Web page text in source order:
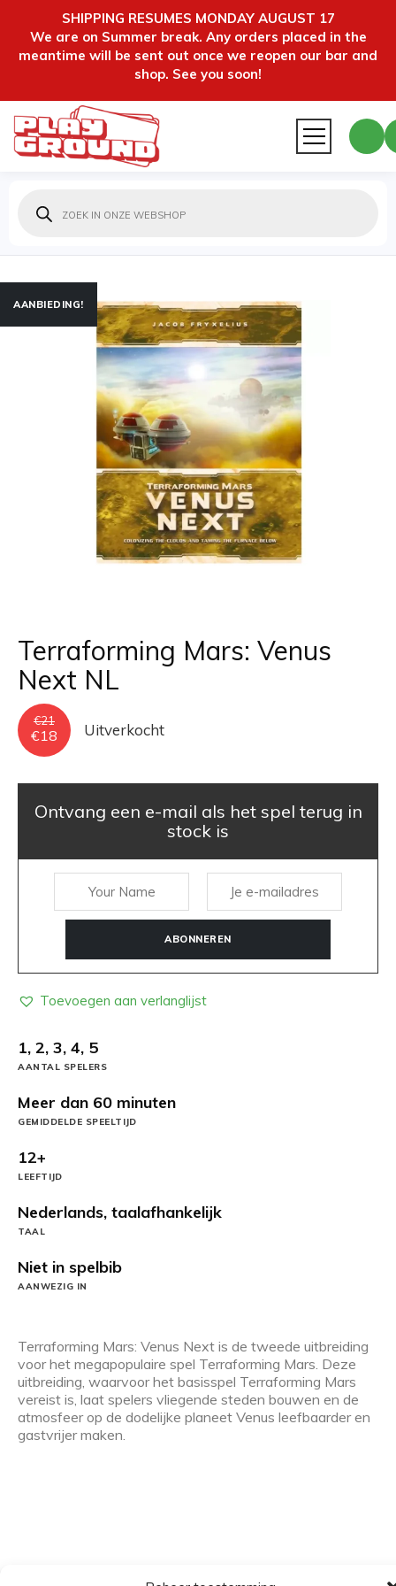
SHIPPING RESUMES MONDAY AUGUST 17
We are on Summer break. Any orders placed in the
meantime will be sent out once we reopen our bar and
shop. See you soon!
zoeken
AANBIEDING!
Terraforming Mars: Venus
Next NL
€21
Oorspronkelijke
prijs
was:
€18
Huidige
prijs
is:
Uitverkocht
Ontvang een e-mail als het spel terug in
stock is
ABONNEREN
Toevoegen aan verlanglijst
1, 2, 3, 4, 5
AANTAL SPELERS
Meer dan 60 minuten
GEMIDDELDE SPEELTIJD
12+
LEEFTIJD
Nederlands, taalafhankelijk
TAAL
Niet in spelbib
AANWEZIG IN
Terraforming Mars: Venus Next is de tweede uitbreiding
voor het megapopulaire spel Terraforming Mars. Deze
uitbreiding, waarvoor het basisspel Terraforming Mars
vereist is, laat spelers vliegende steden bouwen en de
atmosfeer op de dodelijke planeet Venus leefbaarder en
gastvrijer maken.